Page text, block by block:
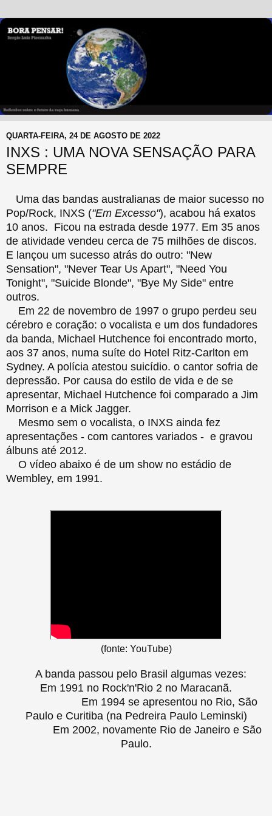
QUARTA-FEIRA, 24 DE AGOSTO DE 2022
INXS : UMA NOVA SENSAÇÃO PARA
SEMPRE
Uma das bandas australianas de maior sucesso no
Pop/Rock, INXS ("Em Excesso"), acabou há exatos
10 anos. Ficou na estrada desde 1977. Em 35 anos
de atividade vendeu cerca de 75 milhões de discos.
E lançou um sucesso atrás do outro: "New
Sensation", "Never Tear Us Apart", "Need You
Tonight", "Suicide Blonde", "Bye My Side" entre
outros.
Em 22 de novembro de 1997 o grupo perdeu seu
cérebro e coração: o vocalista e um dos fundadores
da banda, Michael Hutchence foi encontrado morto,
aos 37 anos, numa suíte do Hotel Ritz-Carlton em
Sydney. A polícia atestou suicídio. o cantor sofria de
depressão. Por causa do estilo de vida e de se
apresentar, Michael Hutchence foi comparado a Jim
Morrison e a Mick Jagger.
Mesmo sem o vocalista, o INXS ainda fez
apresentações - com cantores variados - e gravou
álbuns até 2012.
O vídeo abaixo é de um show no estádio de
Wembley, em 1991.
(fonte: YouTube)
A banda passou pelo Brasil algumas vezes:
Em 1991 no Rock'n'Rio 2 no Maracanã.
Em 1994 se apresentou no Rio, São
Paulo e Curitiba (na Pedreira Paulo Leminski)
Em 2002, novamente Rio de Janeiro e São
Paulo.